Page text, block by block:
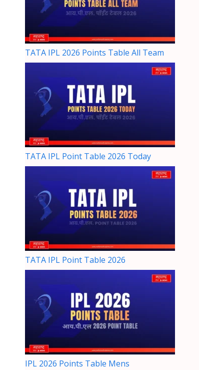
TATA IPL 2026 Points Table All Team
TATA IPL Point Table 2026 Today
TATA IPL Point Table 2026
IPL 2026 Points Table Mens